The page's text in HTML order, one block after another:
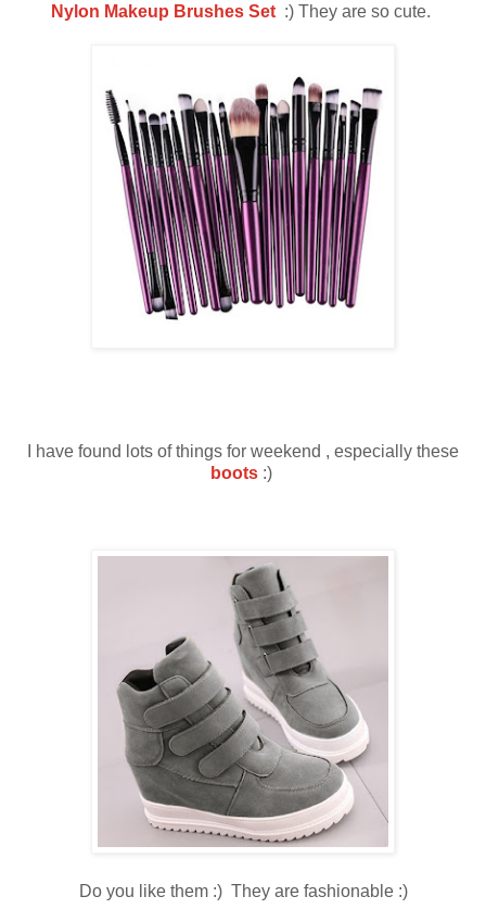
Nylon Makeup Brushes Set :) They are so cute.
I have found lots of things for weekend , especially these
boots:)
Do you like them :) They are fashionable :)